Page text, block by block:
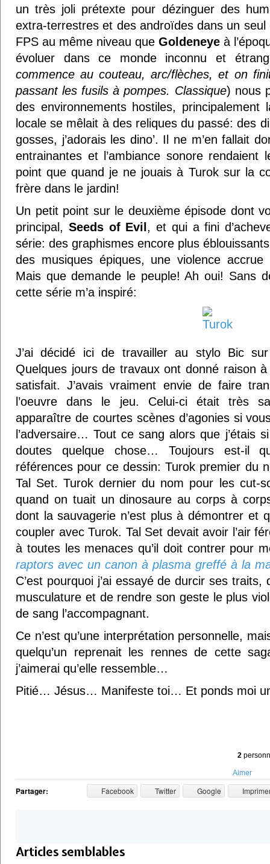
un très joli prétexte pour dézinguer des
extra-terrestres et des androïdes dans un
FPS au même niveau que Goldeneye à
évoluer dans ce monde inconnu et
commence au couteau, arc/flèches, et on
passant les fusils à pompes. Classique) nous
des environnements hostiles,
locale se mêlait à des reliques du passé: des
gosses, j’adorais les dino’. Il ne m’en fallait
entrainantes et l’ambiance sonore
point que quand je ne jouais à Turok sur la
frère dans le jardin!
Un petit point sur le deuxième épisode dont
principal, Seeds of Evil , et qui a fini
série: des graphismes encore plus
des musiques épiques, une violence
Mais que demande le peuple! Ah oui! Sans
cette série m’a inspiré:
J’ai décidé ici de travailler au stylo Bic
Quelques jours de travaux ont donné raison
satisfait. J’avais vraiment envie de faire
l’oeuvre dans le jeu. Celui-ci était très
apparaître de courtes scènes d’agonies si
l’adversaire… Tout ce sang alors que j’étais
doutes quelque chose… Toujours est-il
références pour ce dessin: Turok premier du
Tal Set. Turok dernier du nom pour les cut-
quand on tuait un dinosaure au corps à
dont la sauvagerie n’est plus à démontrer et
coupler avec Turok. Tal Set devait avoir l’air
à toutes les menaces qu’il doit contrer pour
raptors avec un canon à plasma greffé à la
C’est pourquoi j’ai essayé de durcir ses
musculature et de rendre son geste le plus
de sang l’accompagnant.
Ce n’est qu’une interprétation personnelle,
quelqu’un reprenait les rennes de cette
j’aimerai qu’elle ressemble…
Pitié… Jésus… Manifeste toi… Et ponds moi
2
Aimer
Partager: Facebook Twitter Google
Articles semblables